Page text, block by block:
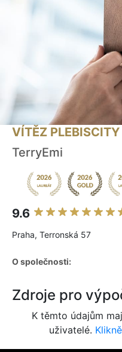
VÍTĚZ PLEBISCITY
TerryEmi
9.6
Praha, Terronská 57
O společnosti:
Zdroje pro
K těmto údajům
uživatelé.